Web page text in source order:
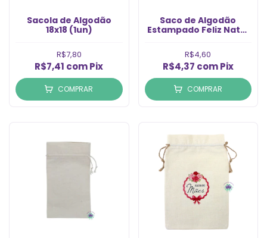
Sacola de Algodão
18x18 (1un)
R$7,80
R$7,41 comPix
COMPRAR
Saco de Algodão
Estampado Feliz Natal
R$4,60
R$4,37 com Pix
COMPRAR